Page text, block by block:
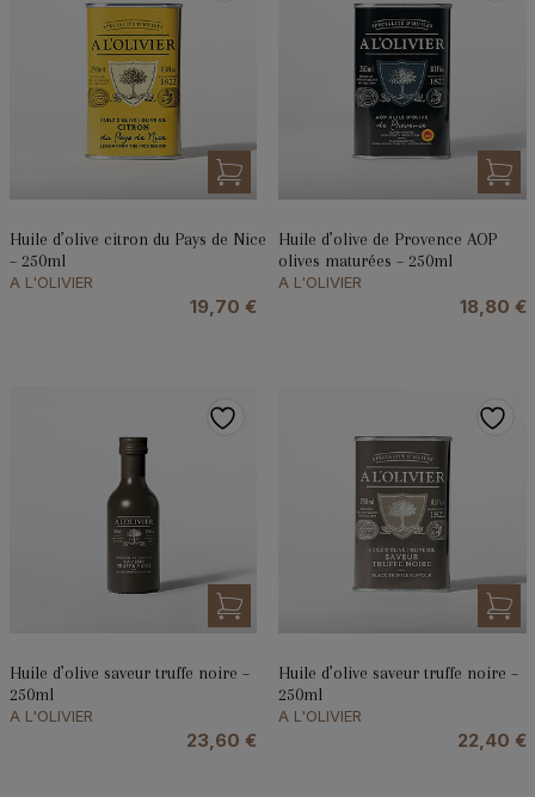
Huile d’olive citron du Pays de Nice
– 250ml
A L'OLIVIER
19,70 €
Huile d’olive de Provence AOP
olives maturées – 250ml
A L'OLIVIER
18,80 €
Huile d’olive saveur truffe noire –
250ml
A L'OLIVIER
23,60 €
Huile d’olive saveur truffe noire –
250ml
A L'OLIVIER
22,40 €